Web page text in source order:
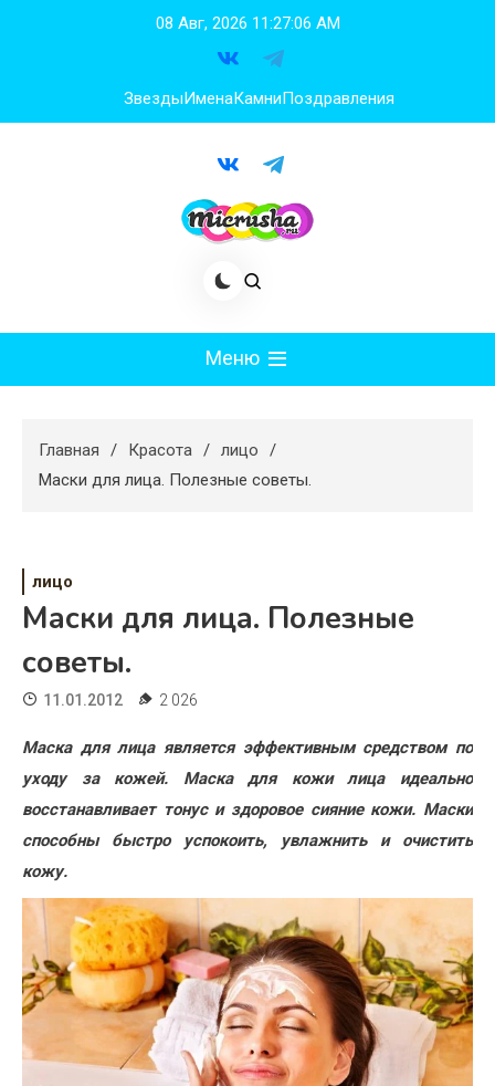
08 Авг, 2026 11:27:07 AM
ЗвездыИменаКамниПоздравления
Меню
Худеем
Свадьба
Жизнь
Хобби
Красота
Недвижимость
Главная Красота
лицо
Маски для лица. Полезные советы.
лицо
Маски для лица. Полезные
советы.
11.01.2012 2 026
Маска для лица является эффективным средством по
уходу за кожей. Маска для кожи лица идеально
восстанавливает тонус и здоровое сияние кожи. Маски
способны быстро успокоить, увлажнить и очистить
кожу.